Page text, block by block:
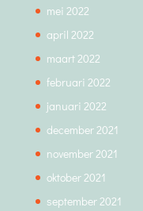
mei 2022
april 2022
maart 2022
februari 2022
januari 2022
december 2021
november 2021
oktober 2021
september 2021